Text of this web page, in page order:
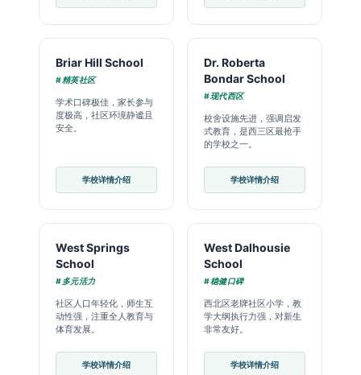
Briar Hill School
#精英社区
学术口碑极佳，家长参与
度极高，社区环境静谧且
安全。
学校详情介绍
Dr. Roberta
Bondar School
#现代西区
校舍设施先进，强调启发
式教育，是西三区最抢手
的学校之一。
学校详情介绍
West Springs
School
#多元活力
社区人口年轻化，师生互
动性强，注重全人教育与
体育发展。
学校详情介绍
West Dalhousie
School
#稳健口碑
西北区老牌社区小学，教
学大纲执行力强，对新生
非常友好。
学校详情介绍